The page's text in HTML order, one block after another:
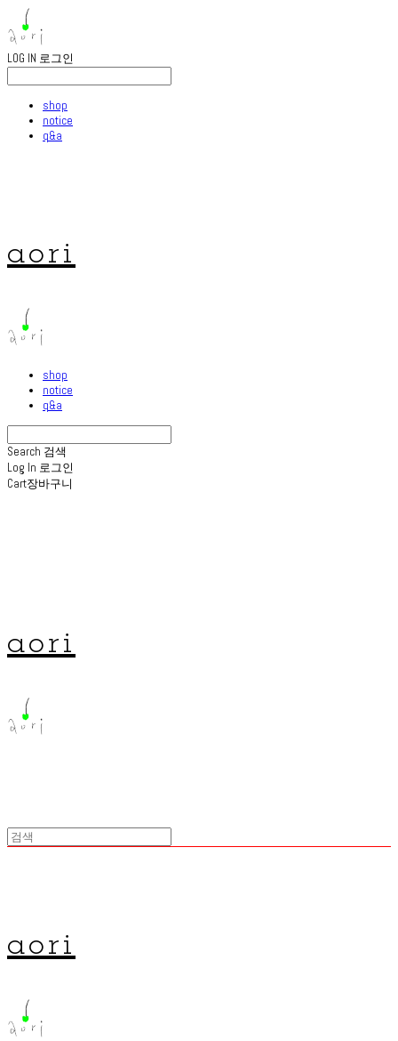
LOG IN 로그인
shop
notice
q&a
aori
shop
notice
q&a
Search 검색
Log In 로그인
Cart장바구니
aori
aori